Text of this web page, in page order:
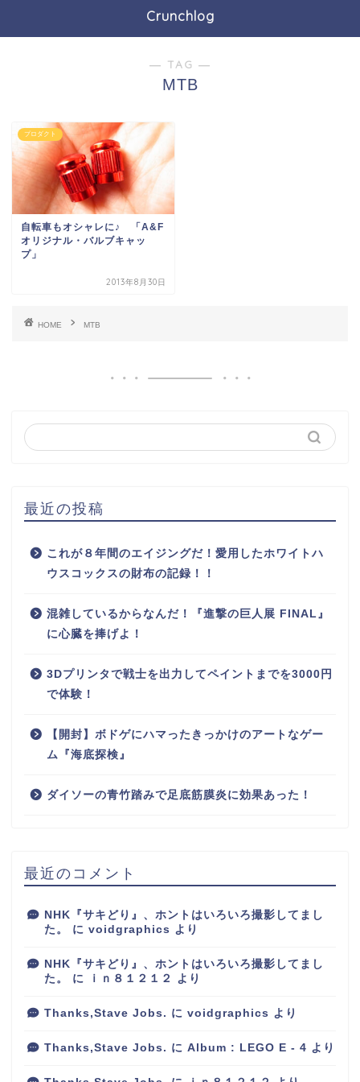
Crunchlog
― TAG ―
MTB
プロダクト
自転車もオシャレに♪ 「A&F
オリジナル・バルブキャッ
プ」
2013年8月30日
HOME MTB
最近の投稿
これが８年間のエイジングだ！愛用したホワイトハ
ウスコックスの財布の記録！！
混雑しているからなんだ！『進撃の巨人展 FINAL』
に心臓を捧げよ！
3Dプリンタで戦士を出力してペイントまでを3000円
で体験！
【開封】ボドゲにハマったきっかけのアートなゲー
ム『海底探検』
ダイソーの青竹踏みで足底筋膜炎に効果あった！
最近のコメント
NHK『サキどり』、ホントはいろいろ撮影してまし
た。
に voidgraphics より
NHK『サキどり』、ホントはいろいろ撮影してまし
た。
に ｉｎ８１２１２ より
Thanks,Stave Jobs. に voidgraphics より
Thanks,Stave Jobs. に Album : LEGO E - 4 より